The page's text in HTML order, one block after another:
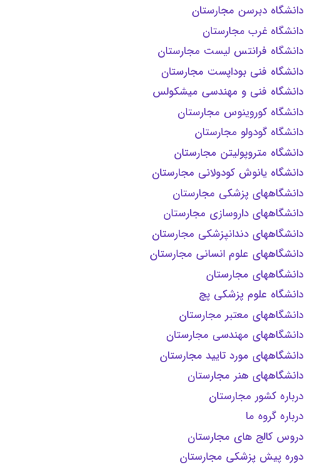
دانشگاه دبرسن مجارستان
دانشگاه غرب مجارستان
دانشگاه فرانتس لیست مجارستان
دانشگاه فنی بوداپست مجارستان
دانشگاه فنی و مهندسی میشکولس
دانشگاه کوروینوس مجارستان
دانشگاه گودولو مجارستان
دانشگاه متروپولیتن مجارستان
دانشگاه یانوش کودولانی مجارستان
دانشگاههای پزشکی مجارستان
دانشگاههای داروسازی مجارستان
دانشگاههای دندانپزشکی مجارستان
دانشگاههای علوم انسانی مجارستان
دانشگاههای مجارستان
دانشگاه علوم پزشکی پچ
دانشگاههای معتبر مجارستان
دانشگاههای مهندسی مجارستان
دانشگاههای مورد تایيد مجارستان
دانشگاههای هنر مجارستان
درباره کشور مجارستان
درباره گروه ما
دروس کالج های مجارستان
دوره پیش پزشکی مجارستان